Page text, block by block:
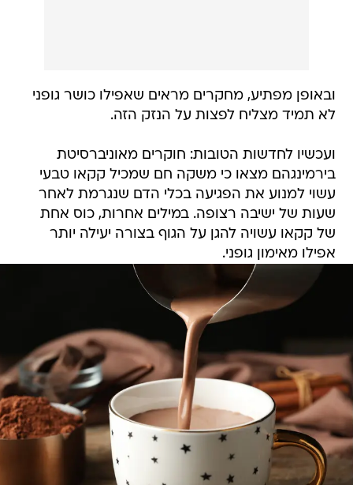
ובאופן מפתיע, מחקרים מראים שאפילו כושר גופני
לא תמיד מצליח לפצות על הנזק הזה.
ועכשיו לחדשות הטובות: חוקרים מאוניברסיטת
בירמינגהם מצאו כי משקה חם שמכיל קקאו טבעי
עשוי למנוע את הפגיעה בכלי הדם שנגרמת לאחר
שעות של ישיבה רצופה. במילים אחרות, כוס אחת
של קקאו עשויה להגן על הגוף בצורה יעילה יותר
אפילו מאימון גופני.